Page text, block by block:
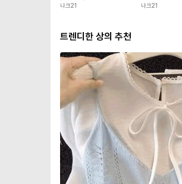
나크21 나크21
트렌디한 상의 추천